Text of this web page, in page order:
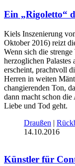
Ein „Rigoletto“
Kiels Inszenierung
Oktober 2016) reizt
Wenn sich die
herzoglichen
erscheint, prachtvoll
Herren in weiten
changierenden Ton,
dann macht schon die
Liebe und Tod geht.
Draußen |
14.10.2016
Künstler für